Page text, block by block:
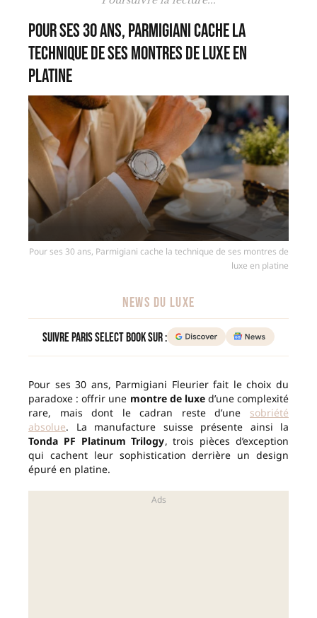
Pour ses 30 ans, Parmigiani cache la
technique de ses montres de luxe en
platine
Pour ses 30 ans, Parmigiani cache la technique de ses montres de
luxe en platine
NEWS DU LUXE
Suivre Paris Select Book sur :
Pour ses 30 ans, Parmigiani Fleurier fait le choix du
paradoxe : offrir une montre de luxed’une complexité
rare, mais dont le cadran reste d’une sobriété
absolue. La manufacture suisse présente ainsi la
Tonda PF Platinum Trilogy, trois pièces d’exception
qui cachent leur sophistication derrière un design
épuré en platine.